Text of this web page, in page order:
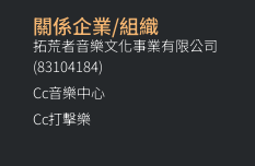
關係企業/組織
拓荒者音樂文化事業有限公司
(83104184)
Cc音樂中心
Cc打擊樂